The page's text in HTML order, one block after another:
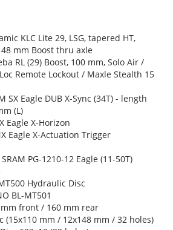
KLC Lite 29, LSG, tapered HT,
mm Boost thru axle
RL (29) Boost, 100 mm, Solo Air /
Remote Lockout / Maxle Stealth 15
SX Eagle DUB X-Sync (34T) - length
(L)
Eagle X-Horizon
Eagle X-Actuation Trigger
SRAM PG-1210-12 Eagle (11-50T)
Hydraulic Disc
BL-MT501
mm front / 160 mm rear
(15x110 mm / 12x148 mm / 32 holes)